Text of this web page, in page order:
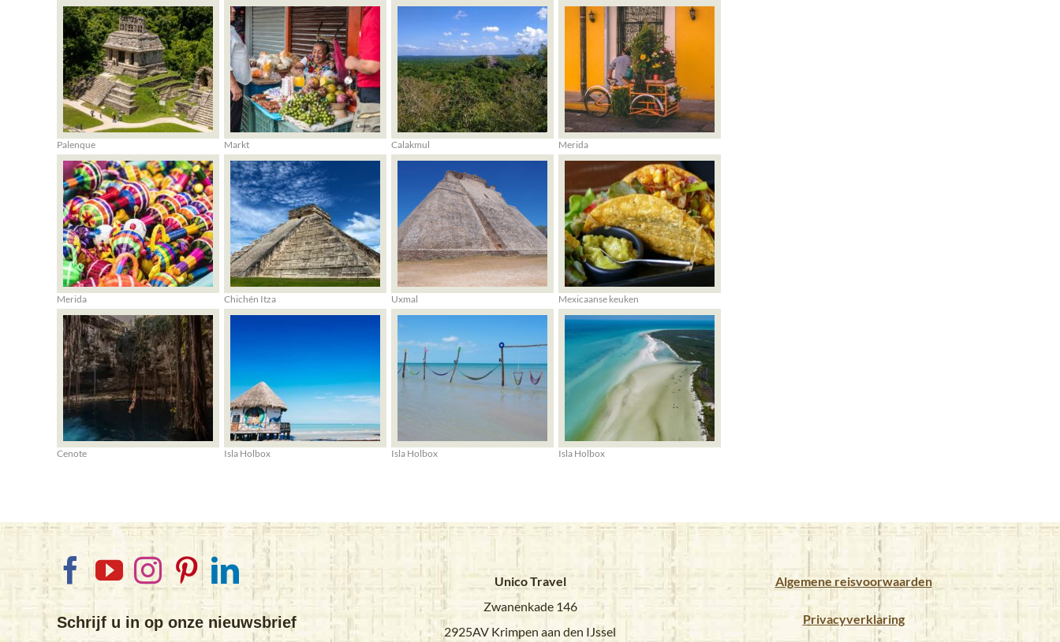
Palenque Markt Calakmul Merida
Merida Chichén Itza Uxmal Mexicaanse keuken
Cenote Isla Holbox Isla Holbox Isla Holbox
Schrijf u in op onze nieuwsbrief
Unico Travel
Zwanenkade 146
2925AV Krimpen aan den IJssel
Algemene reisvoorwaarden
Privacyverklaring